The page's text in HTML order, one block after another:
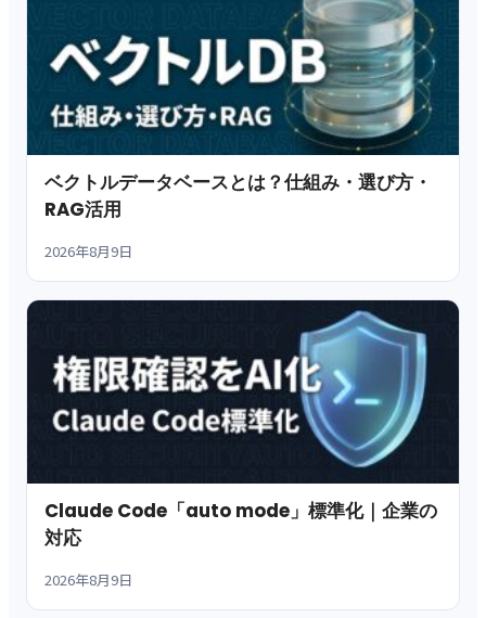
ベクトルデータベースとは？仕組み・選び方・
RAG活用
2026年8月9日
Claude Code「auto mode」標準化｜企業の
対応
2026年8月9日